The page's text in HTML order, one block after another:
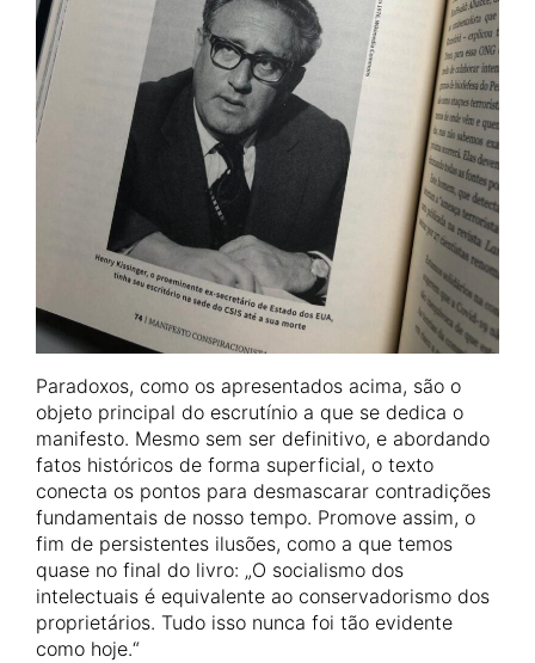
Paradoxos, como os apresentados acima, são o
objeto principal do escrutínio a que se dedica o
manifesto. Mesmo sem ser definitivo, e abordando
fatos históricos de forma superficial, o texto
conecta os pontos para desmascarar contradições
fundamentais de nosso tempo. Promove assim, o
fim de persistentes ilusões, como a que temos
quase no final do livro: „O socialismo dos
intelectuais é equivalente ao conservadorismo dos
proprietários. Tudo isso nunca foi tão evidente
como hoje.“